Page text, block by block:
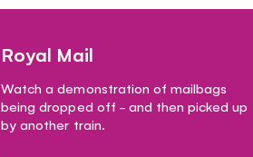
Royal Mail
Watch a demonstration of mailbags
being dropped off - and then picked up
by another train.